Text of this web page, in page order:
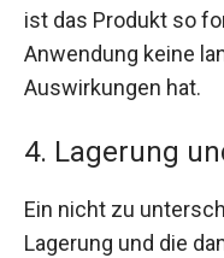
ist das Produkt so
Anwendung keine
Auswirkungen hat.
4. Lagerung
Ein nicht zu
Lagerung und die